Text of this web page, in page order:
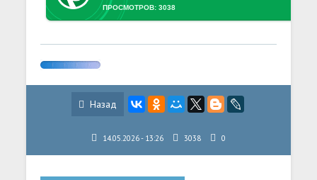
ПРОСМОТРОВ: 3038
Назад
14.05.2026 - 13:26 3038 0